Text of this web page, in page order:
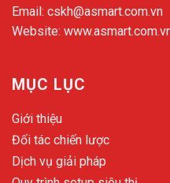
Email: cskh@asmart.com.vn
Website:
MỤC LỤC
Giới thiệu
Đối tác chiến lược
Dịch vụ giải pháp